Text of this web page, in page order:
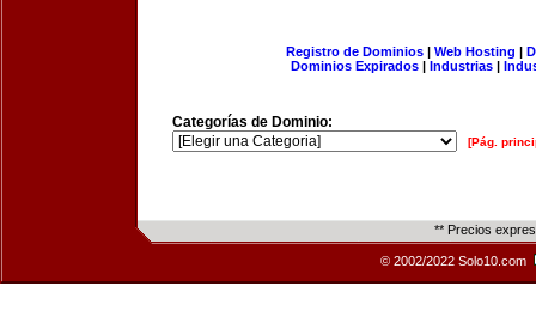
Registro de Dominios| Web Hosting |
Dominios Expirados | Industrias |
Categorías de Dominio:
[Pág.
** Precios
© 2002/2022 Solo10.com